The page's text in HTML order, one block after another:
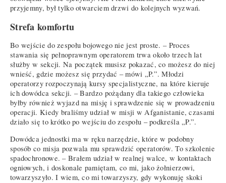
przyjemny, był tylko otwarciem drzwi do kolejnych wyzwań.
Strefa komfortu
Bo wejście do zespołu bojowego nie jest proste. – Proces
stawania się pełnoprawnym operatorem trwa około trzech lat
służby w sekcji. Na początek musisz pokazać, co możesz do niej
wnieść, gdzie możesz się przydać – mówi „P.”. Młodzi
operatorzy rozpoczynają kursy specjalistyczne, na które kieruje
ich dowódca sekcji. – Bardzo pożądany dla takiego człowieka
byłby również wyjazd na misję i sprawdzenie się w prowadzeniu
operacji. Kiedy braliśmy udział w misji w Afganistanie, czasami
działo się to krótko po wejściu do zespołu – podkreśla „P.”.
Dowódca jednostki ma w ręku narzędzie, które w podobny
sposób co misja pozwala mu sprawdzić operatorów. To szkolenie
spadochronowe. – Brałem udział w realnej walce, w kontaktach
ogniowych, i doskonale pamiętam, co mi, jako żołnierzowi,
towarzyszyło. I wiem, co mi towarzyszy, gdy wykonuję skoki